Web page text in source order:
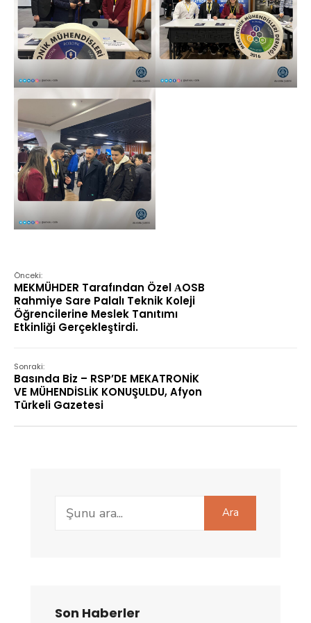
Önceki:
MEKMÜHDER Tarafından Özel АOSB
Rahmiye Sare Palalı Teknik Koleji
Öğrencilerine Meslek Tanıtımı
Etkinliği Gerçekleştirdi.
Sonraki:
Basında Biz – RSP’DE MEKATRONİK
VE MÜHENDİSLİK KONUŞULDU, Afyon
Türkeli Gazetesi
Search
for:
Ara
Son Haberler